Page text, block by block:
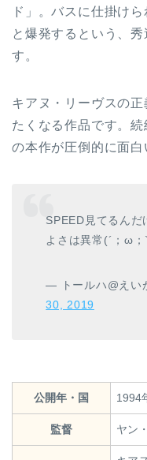
ド」。バスに仕掛け
と爆発するという、
す。
キアヌ・リーヴスの
たくなる作品です。
の本作が圧倒的に面白
SPEED見てるんだ
よさは異常(´；ω；
— トールハ@えい
30, 2019
公開年・国 1994
監督 ヤン